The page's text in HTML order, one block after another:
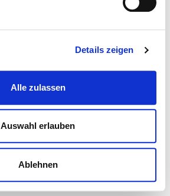
Details zeigen
Alle zulassen
Auswahl erlauben
Ablehnen